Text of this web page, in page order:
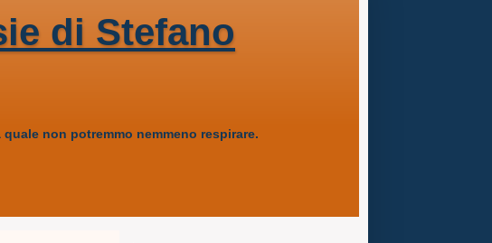
di Stefano
non potremmo nemmeno respirare.